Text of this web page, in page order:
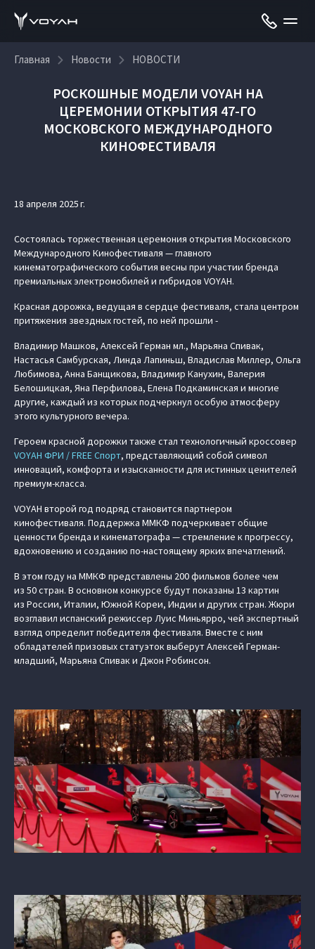
Главная Новости НОВОСТИ
РОСКОШНЫЕ МОДЕЛИ VOYAH НА
ЦЕРЕМОНИИ ОТКРЫТИЯ 47-ГО
МОСКОВСКОГО МЕЖДУНАРОДНОГО
КИНОФЕСТИВАЛЯ
18 апреля 2025 г.
Состоялась торжественная церемония открытия Московского
Международного Кинофестиваля — главного
кинематографического события весны при участии бренда
премиальных электромобилей и гибридов VOYAH.
Красная дорожка, ведущая в сердце фестиваля, стала центром
притяжения звездных гостей, по ней прошли -
Владимир Машков, Алексей Герман мл., Марьяна Спивак,
Настасья Самбурская, Линда Лапиньш, Владислав Миллер, Ольга
Любимова, Анна Банщикова, Владимир Канухин, Валерия
Белошицкая, Яна Перфилова, Елена Подкаминская и многие
другие, каждый из которых подчеркнул особую атмосферу
этого культурного вечера.
Героем красной дорожки также стал технологичный кроссовер
VOYAH ФРИ / FREE Спорт, представляющий собой символ
инноваций, комфорта и изысканности для истинных ценителей
премиум-класса.
VOYAH второй год подряд становится партнером
кинофестиваля. Поддержка ММКФ подчеркивает общие
ценности бренда и кинематографа — стремление к прогрессу,
вдохновению и созданию по-настоящему ярких впечатлений.
В этом году на ММКФ представлены 200 фильмов более чем
из 50 стран. В основном конкурсе будут показаны 13 картин
из России, Италии, Южной Кореи, Индии и других стран. Жюри
возглавил испанский режиссер Луис Миньярро, чей экспертный
взгляд определит победителя фестиваля. Вместе с ним
обладателей призовых статуэток выберут Алексей Герман-
младший, Марьяна Спивак и Джон Робинсон.